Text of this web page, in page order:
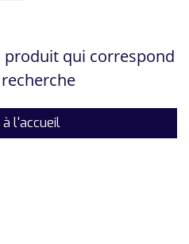
produit qui correspond
à l'accueil